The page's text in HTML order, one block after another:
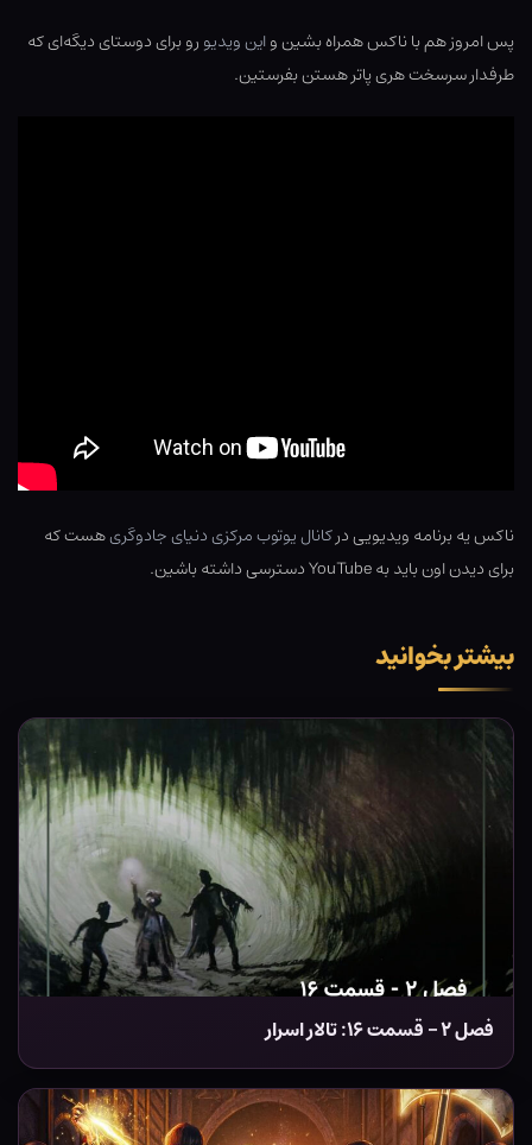
پس امروز هم با ناکس همراه بشین واین ویدیو رو برای دوستای دیگه‌ای که
طرفدار سرسخت هری پاتر هستن بفرستین.
ناکس یه برنامه ویدیویی درکانال یوتوب مرکزی دنیای جادوگریهست که
برای دیدن اون باید به YouTube دسترسی داشته باشین.
بیشتر بخوانید
فصل ۲ – قسمت ۱۶: تالار اسرار